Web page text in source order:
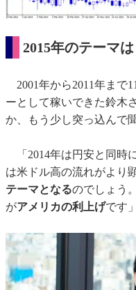
2015年のテーマは
2001年から2011年まで
ーとして稼いできた鈴木
か、もう少し突っ込んで
「2014年は円安と同時
は米ドル高の流れがより
テーマとなるのでしょう
がアメリカの利上げです」